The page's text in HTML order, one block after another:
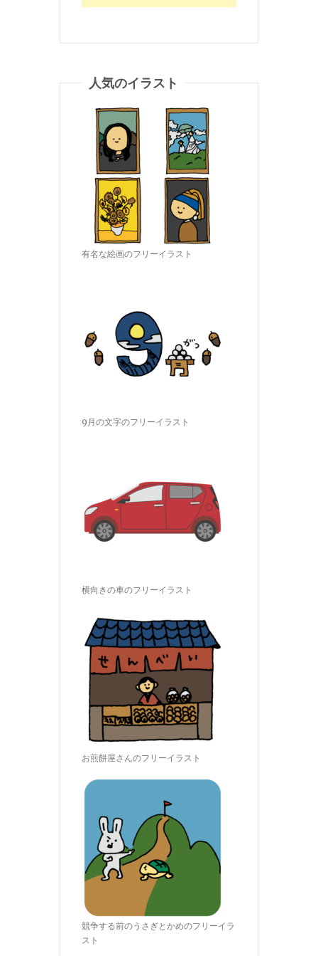
人気のイラスト
有名な絵画のフリーイラスト
9月の文字のフリーイラスト
横向きの車のフリーイラスト
お煎餅屋さんのフリーイラスト
競争する前のうさぎとかめのフリーイラ
スト